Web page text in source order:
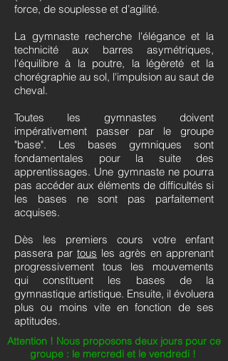
force, de souplesse et d’agilité.
La gymnaste recherche l'élégance et la
technicité aux barres asymétriques,
l'équilibre à la poutre, la légèreté et la
chorégraphie au sol, l'impulsion au saut de
cheval.
Toutes les gymnastes doivent
impérativement passer par le groupe
"base". Les bases gymniques sont
fondamentales pour la suite des
apprentissages. Une gymnaste ne pourra
pas accéder aux éléments de difficultés si
les bases ne sont pas parfaitement
acquises.
Dès les premiers cours votre enfant
passera par tous les agrès en apprenant
progressivement tous les mouvements
qui constituent les bases de la
gymnastique artistique. Ensuite, il évoluera
plus ou moins vite en fonction de ses
aptitudes.
Attention ! Nous proposons deux jours pour ce
groupe : le mercredi et le vendredi !